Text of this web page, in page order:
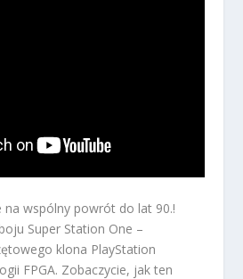
na wspólny powrót do lat 90.!
Super Station One –
klona PlayStation
FPGA. Zobaczycie, jak ten